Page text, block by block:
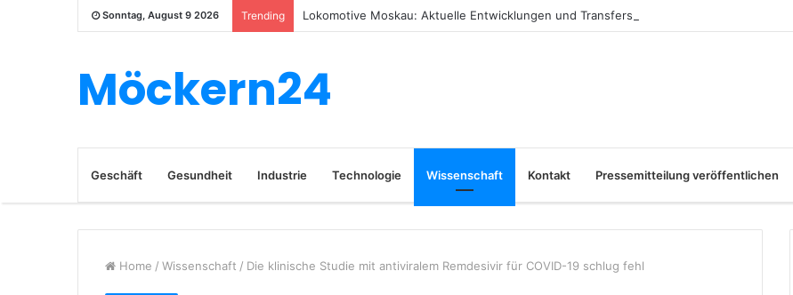
Sonntag, August 9 2026 Trending Lokomotive Moskau: Aktuelle Entwicklungen und Transfers
Möckern24
Geschäft Gesundheit Industrie Technologie Wissenschaft Kontakt Pressemitteilung veröffentlichen
Home / Wissenschaft / Die klinische Studie mit antiviralem Remdesivir für COVID-19 schlug fehl